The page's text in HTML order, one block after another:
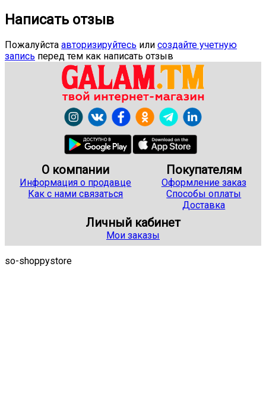
Написать отзыв
Пожалуйста авторизируйтесь или создайте учетную
запись перед тем как написать отзыв
О компании
Информация о продавце
Как с нами связаться
Покупателям
Оформление заказ
Способы оплаты
Доставка
Личный кабинет
Мои заказы
so-shoppystore